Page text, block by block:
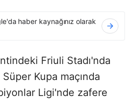
haber kaynağınız olarak
Friuli Stadı'nda
Kupa maçında
Ligi'nde zafere